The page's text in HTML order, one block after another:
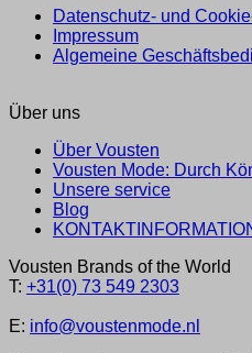
Datenschutz- und
Impressum
Algemeine
Über uns
Über Vousten
Vousten Mode: Durch
Unsere service
Blog
Vousten Brands of the World
T: +31(0) 73 549 2303
E: info@voustenmode.nl